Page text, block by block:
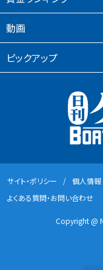
動画
ピックアップ
サイト・ポリシー 個⼈情報
よくある質問・お問い合わせ
Copyright @